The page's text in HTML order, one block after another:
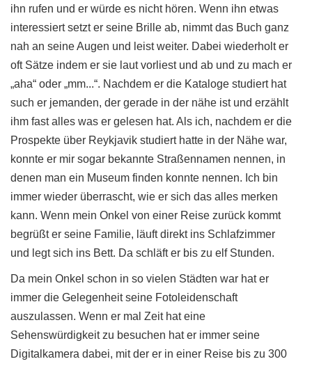
ihn rufen und er würde es nicht hören. Wenn ihn etwas
interessiert setzt er seine Brille ab, nimmt das Buch ganz
nah an seine Augen und leist weiter. Dabei wiederholt er
oft Sätze indem er sie laut vorliest und ab und zu mach er
„aha“ oder „mm...“. Nachdem er die Kataloge studiert hat
such er jemanden, der gerade in der nähe ist und erzählt
ihm fast alles was er gelesen hat. Als ich, nachdem er die
Prospekte über Reykjavik studiert hatte in der Nähe war,
konnte er mir sogar bekannte Straßennamen nennen, in
denen man ein Museum finden konnte nennen. Ich bin
immer wieder überrascht, wie er sich das alles merken
kann. Wenn mein Onkel von einer Reise zurück kommt
begrüßt er seine Familie, läuft direkt ins Schlafzimmer
und legt sich ins Bett. Da schläft er bis zu elf Stunden.
Da mein Onkel schon in so vielen Städten war hat er
immer die Gelegenheit seine Fotoleidenschaft
auszulassen. Wenn er mal Zeit hat eine
Sehenswürdigkeit zu besuchen hat er immer seine
Digitalkamera dabei, mit der er in einer Reise bis zu 300